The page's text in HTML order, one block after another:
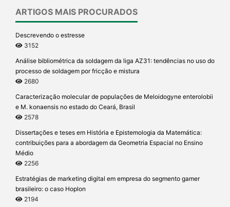
ARTIGOS MAIS PROCURADOS
Descrevendo o estresse
3152
Análise bibliométrica da soldagem da liga AZ31: tendências no uso do
processo de soldagem por fricção e mistura
2680
Caracterização molecular de populações de Meloidogyne enterolobii
e M. konaensis no estado do Ceará, Brasil
2578
Dissertações e teses em História e Epistemologia da Matemática:
contribuições para a abordagem da Geometria Espacial no Ensino
Médio
2256
Estratégias de marketing digital em empresa do segmento gamer
brasileiro: o caso Hoplon
2194